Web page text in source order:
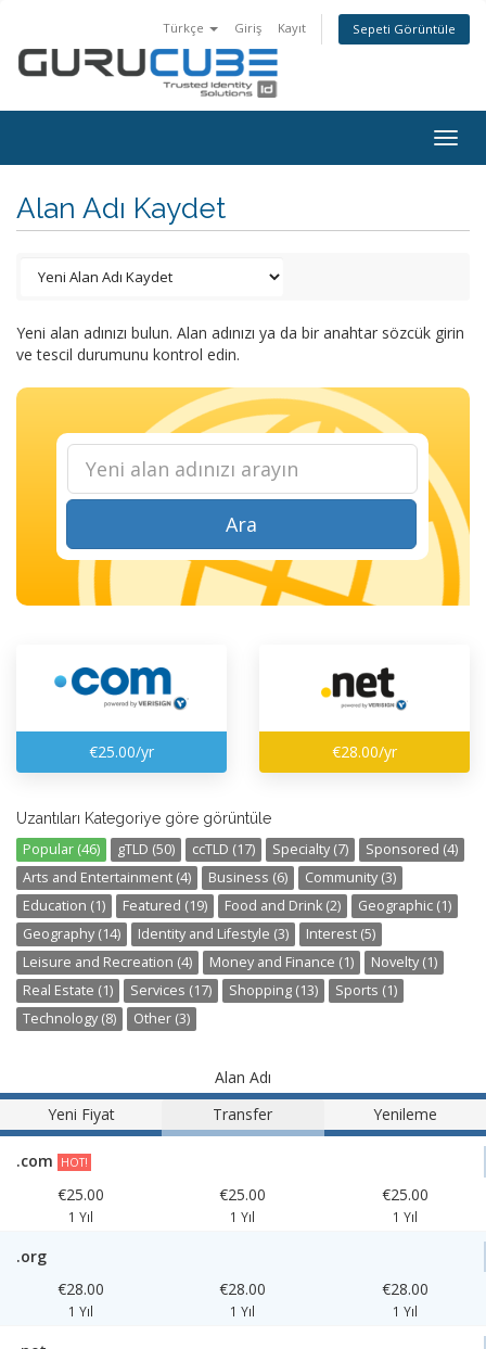
Türkçe Giriş Kayıt Sepeti Görüntüle
Alan Adı Kaydet
Yeni alan adınızı bulun. Alan adınızı ya da bir anahtar sözcük girin
ve tescil durumunu kontrol edin.
Ara
€25.00/yr €28.00/yr
Uzantıları Kategoriye göre görüntüle
Popular (46) gTLD (50) ccTLD (17) Specialty (7)
Sponsored (4)
Arts and Entertainment (4)
Business (6)
Community (3)
Education (1)
Featured (19) Food and Drink (2)
Geographic (1)
Geography (14)
Identity and Lifestyle (3)
Interest (5)
Leisure and Recreation (4)
Money and Finance (1)
Novelty (1)
Real Estate (1)
Services (17) Shopping (13)
Sports (1)
Technology (8)
Other (3)
Alan Adı
Yeni Fiyat
Transfer Yenileme
.com HOT!
€25.00
1 Yıl
€25.00
1 Yıl
€25.00
1 Yıl
.org
€28.00
1 Yıl
€28.00
1 Yıl
€28.00
1 Yıl